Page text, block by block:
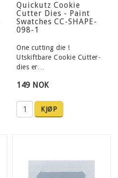
Quickutz Cookie
Cutter Dies - Paint
Swatches CC-SHAPE-
098-1
One cutting die !
Utskiftbare Cookie Cutter-
dies er…
149 NOK
KJØP